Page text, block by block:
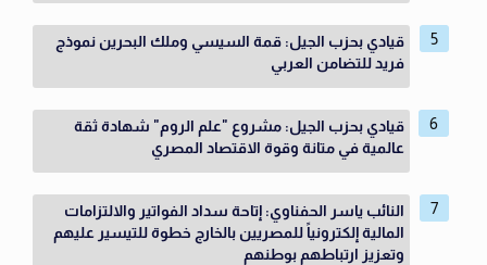
قيادي بحزب الجيل: قمة السيسي وملك البحرين نموذج
فريد للتضامن العربي
قيادي بحزب الجيل: مشروع "علم الروم" شهادة ثقة
عالمية في متانة وقوة الاقتصاد المصري
النائب ياسر الحفناوي: إتاحة سداد الفواتير والالتزامات
المالية إلكترونياً للمصريين بالخارج خطوة للتيسير عليهم
وتعزيز ارتباطهم بوطنهم